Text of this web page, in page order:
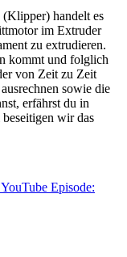
handelt es
im Extruder
zu extrudieren.
kommt und folglich
von Zeit zu Zeit
sowie die
erfährst du in
wir das
YouTube Episode: